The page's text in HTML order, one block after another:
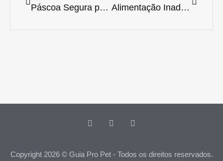
Páscoa Segura para Pets: Alerta Veterinário para Intoxicações por Alimentos Festivos Alimentação Inadequada Compromete o Futuro de 70% dos Filhotes de Cães e Gatos no Brasil
Copyright 2026 © Guia Pro Pet - Todos os direitos reservados.